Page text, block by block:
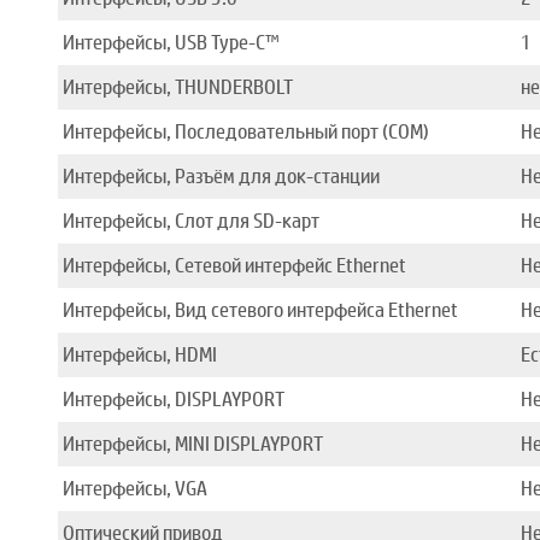
Интерфейсы, USB Type-C™
1
Интерфейсы, THUNDERBOLT
Интерфейсы, Последовательный порт (COM)
Интерфейсы, Разъём для док-станции
Интерфейсы, Слот для SD-карт
Интерфейсы, Сетевой интерфейс Ethernet
Интерфейсы, Вид сетевого интерфейса Ethernet
Интерфейсы, HDMI
Интерфейсы, DISPLAYPORT
Интерфейсы, MINI DISPLAYPORT
Интерфейсы, VGA
Оптический привод